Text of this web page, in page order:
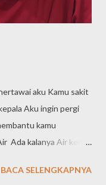
aku Kamu sakit
Aku ingin pergi
kamu
Ada kalanya Air keruh
ini sahabat kamu
BACA SELENGKAPNYA